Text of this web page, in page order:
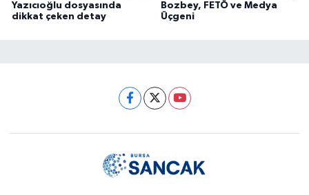
Yazıcıoğlu dosyasında
dikkat çeken detay
Bozbey, FETÖ ve Medya
Üçgeni